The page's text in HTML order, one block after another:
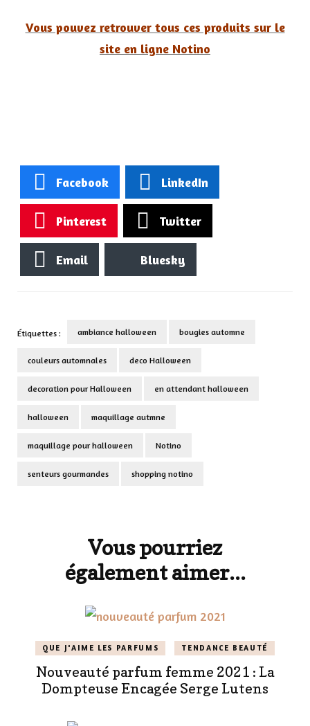
Vous pouvez retrouver tous ces produits sur le
site en ligne Notino
Facebook LinkedIn
Pinterest Twitter
Email Bluesky
Étiquettes : ambiance halloween bougies automne
couleurs automnales deco Halloween
decoration pour Halloween en attendant halloween
halloween maquillage autmne
maquillage pour halloween Notino
senteurs gourmandes shopping notino
Vous pourriez
également aimer...
QUE J'AIME LES PARFUMS TENDANCE BEAUTÉ
Nouveauté parfum femme 2021 : La
Dompteuse Encagée Serge Lutens